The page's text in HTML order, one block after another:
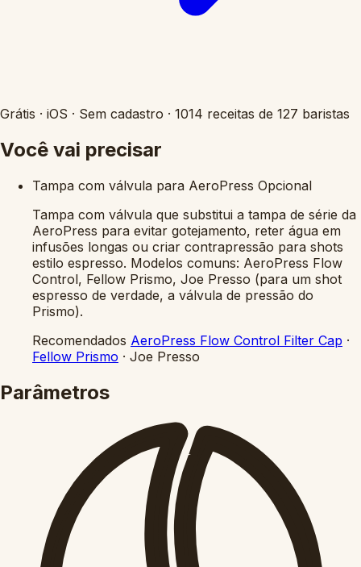
Grátis · iOS · Sem cadastro · 1014 receitas de 127 baristas
Você vai precisar
Tampa com válvula para AeroPress Opcional
Tampa com válvula que substitui a tampa de série da
AeroPress para evitar gotejamento, reter água em
infusões longas ou criar contrapressão para shots
estilo espresso. Modelos comuns: AeroPress Flow
Control, Fellow Prismo, Joe Presso (para um shot
espresso de verdade, a válvula de pressão do
Prismo).
Recomendados AeroPress Flow Control Filter Cap ·
Fellow Prismo · Joe Presso
Parâmetros